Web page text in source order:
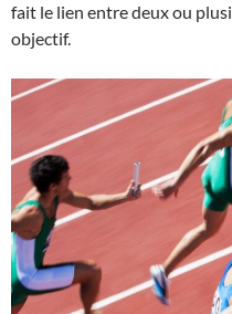
fait le lien entre deux ou
objectif.